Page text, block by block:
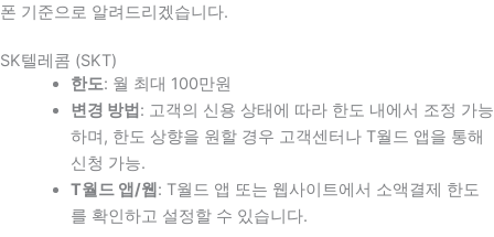
폰 기준으로 알려드리겠습니다.
SK텔레콤 (SKT)
한도: 월 최대 100만원
변경 방법 : 고객의 신용 상태에 따라 한도 내에서 조정 가능
하며, 한도 상향을 원할 경우 고객센터나 T월드 앱을 통해
신청 가능.
T월드 앱/웹 : T월드 앱 또는 웹사이트에서 소액결제 한도
를 확인하고 설정할 수 있습니다.